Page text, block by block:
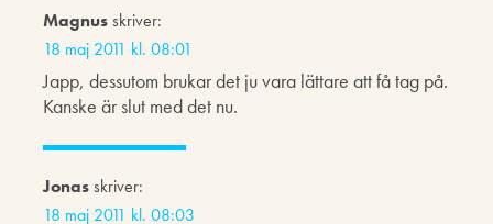
Magnusskriver:
18 maj 2011 kl. 08:01
Japp, dessutom brukar det ju vara lättare att få tag på.
Kanske är slut med det nu.
Jonasskriver:
18 maj 2011 kl. 08:03